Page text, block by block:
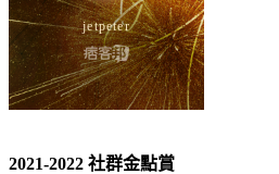
2021-2022 社群金點賞